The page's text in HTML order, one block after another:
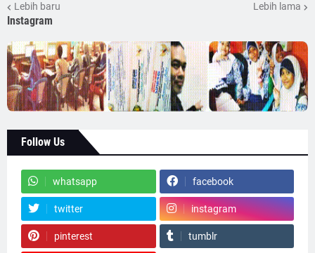
Lebih baru Lebih lama
Instagram
Follow Us
whatsapp facebook
twitter instagram
pinterest tumblr